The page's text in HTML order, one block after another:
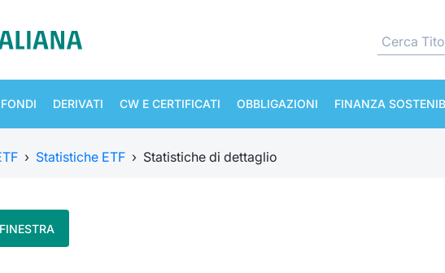
FONDI DERIVATI CW E CERTIFICATI OBBLIGAZIONI FINANZA
› Statistiche ETF › Statistiche di dettaglio